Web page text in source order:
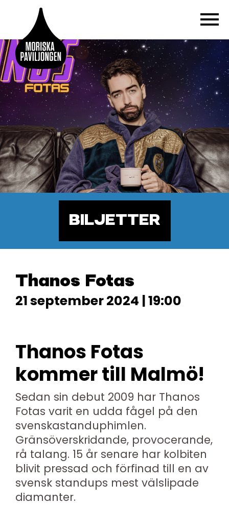
BILJETTER
Thanos Fotas
21 september 2024 | 19:00
Thanos Fotas
kommer till Malmö!
Sedan sin debut 2009 har Thanos
Fotas varit en udda fågel på den
svenskastanduphimlen.
Gränsöverskridande, provocerande,
rå talang. 15 år senare har kolbiten
blivit pressad och förfinad till en av
svensk standups mest välslipade
diamanter.